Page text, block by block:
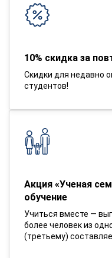
10% скидка за
Скидки для недавно
студентов!
Акция «Ученая
обучение
Учиться вместе —
более человек из
(третьему)